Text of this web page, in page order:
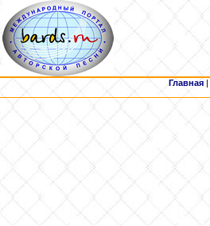
Главная |